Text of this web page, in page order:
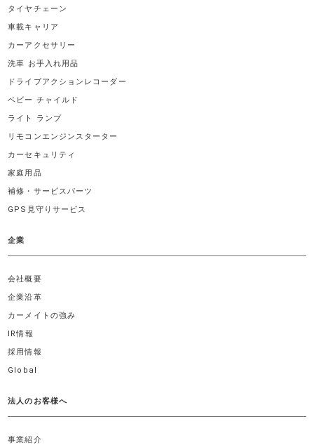
タイヤチェーン
車載キャリア
カーアクセサリー
洗車 お手入れ用品
ドライブアクションレコーダー
ベビー チャイルド
ライト ランプ
リモコンエンジンスターター
カーセキュリティ
家庭用品
補修・サービスパーツ
GPS見守りサービス
企業
会社概要
企業沿革
カーメイトの強み
IR情報
採用情報
Global
法人のお客様へ
事業紹介